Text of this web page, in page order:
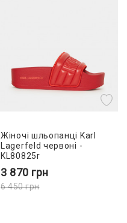
Жіночі шльопанці Karl
Lagerfeld червоні -
KL80825r
3 870 грн
6 450грн